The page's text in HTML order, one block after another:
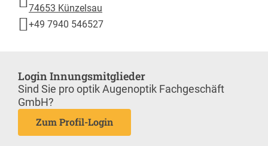
74653 Künzelsau
+49 7940 546527
Login Innungsmitglieder
Sind Sie pro optik Augenoptik Fachgeschäft
GmbH?
Zum Profil-Login